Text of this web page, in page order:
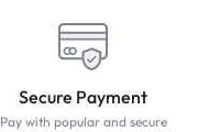
Secure Payment
Pay with popular and secure